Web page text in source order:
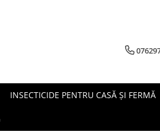
INSECTICIDE PENTRU CASĂ ȘI FERMĂ